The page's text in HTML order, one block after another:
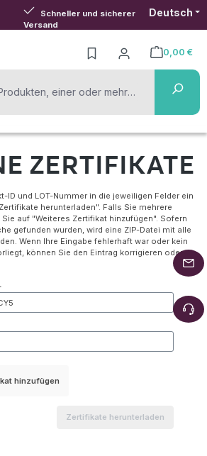
Schneller und sicherer
Versand
Deutsch
0,00 €
Warenkorb
ZERTIFIKATE
ID und LOT-Nummer in die jeweiligen Felder ein
herunterladen". Falls Sie mehrere
auf "Weiteres Zertifikat hinzufügen". Sofern
gefunden wurden, wird eine ZIP-Datei mit alle
Wenn Ihre Eingabe fehlerhaft war oder kein
können Sie den Eintrag korrigieren oder
hinzufügen
Zertifikate herunterladen